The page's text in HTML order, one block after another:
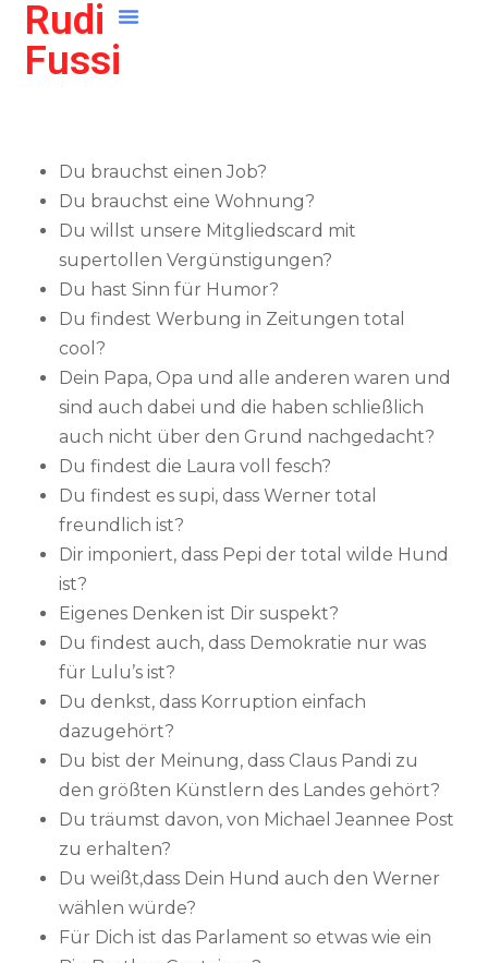
Rudi
Fussi
Leben
Argumente für einen
vonRudi 23. September 2012
Du brauchst einen Job?
Du brauchst eine Wohnung?
Du willst unsere Mitgliedscard mit
supertollen Vergünstigungen?
Du hast Sinn für Humor?
Du findest Werbung in Zeitungen total
cool?
Dein Papa, Opa und alle anderen waren und
sind auch dabei und die haben schließlich
auch nicht über den Grund nachgedacht?
Du findest die Laura voll fesch?
Du findest es supi, dass Werner total
freundlich ist?
Dir imponiert, dass Pepi der total wilde Hund
ist?
Eigenes Denken ist Dir suspekt?
Du findest auch, dass Demokratie nur was
für Lulu’s ist?
Du denkst, dass Korruption einfach
dazugehört?
Du bist der Meinung, dass Claus Pandi zu
den größten Künstlern des Landes gehört?
Du träumst davon, von Michael Jeannee Post
zu erhalten?
Du weißt,dass Dein Hund auch den Werner
wählen würde?
Für Dich ist das Parlament so etwas wie ein